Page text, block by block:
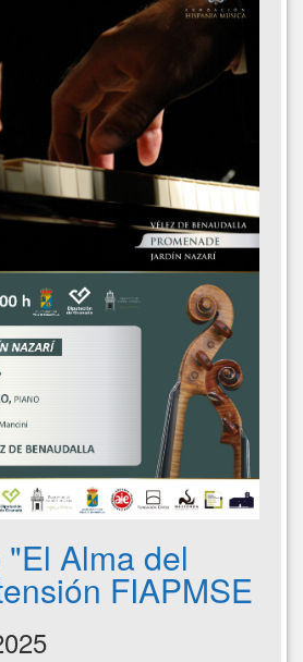
Alma del
FIAPMSE